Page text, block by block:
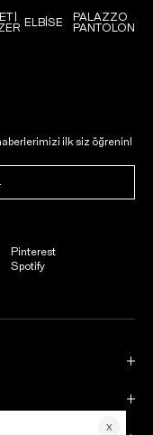
|
ELBİSE
PALAZZO
PANTOLON
ilk siz öğrenin!
Pinterest
Spotify